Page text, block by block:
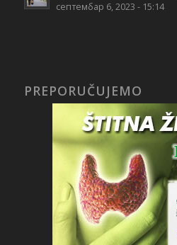
септембар 6, 2023 - 15:14
PREPORUČUJEMO